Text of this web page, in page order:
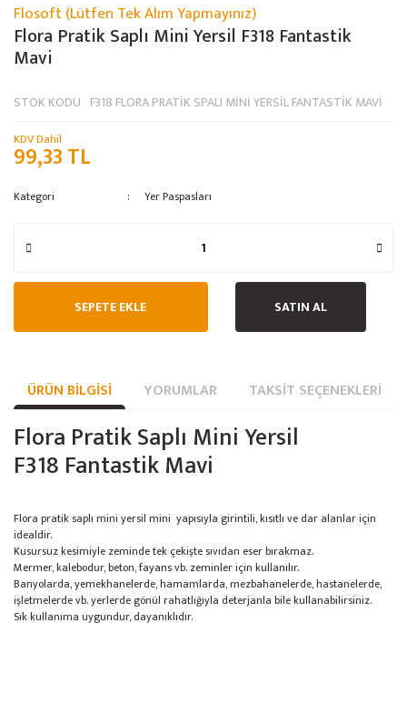
Flosoft (Lütfen Tek Alım Yapmayınız)
Flora Pratik Saplı Mini Yersil F318 Fantastik
Mavi
STOK KODU F318 FLORA PRATİK SPALI MİNİ YERSİL FANTASTİK MAVİ
KDV Dahil
99,33 TL
Kategori Yer Paspasları
SEPETE EKLE SATIN AL
ÜRÜN BILGISI YORUMLAR TAKSIT SEÇENEKLERI
Flora Pratik Saplı Mini Yersil
F318 Fantastik Mavi
Flora pratik saplı mini yersil mini yapısıyla girintili, kısıtlı ve dar alanlar için
idealdir.
Kusursuz kesimiyle zeminde tek çekişte sıvıdan eser bırakmaz.
Mermer, kalebodur, beton, fayans vb. zeminler için kullanılır.
Banyolarda, yemekhanelerde, hamamlarda, mezbahanelerde, hastanelerde,
işletmelerde vb. yerlerde gönül rahatlığıyla deterjanla bile kullanabilirsiniz.
Sık kullanıma uygundur, dayanıklıdır.